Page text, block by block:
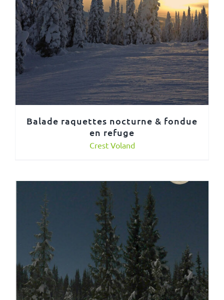
Balade raquettes nocturne & fondue
en refuge
Crest Voland